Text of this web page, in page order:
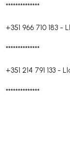
**************
+351 966 710 183 -
**************
+351 214 791 133 -
**************